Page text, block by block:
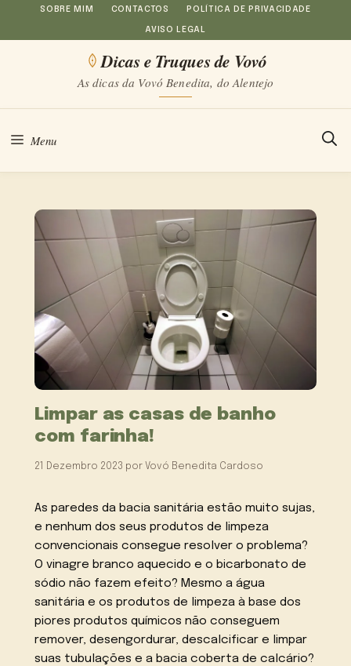
Saltar
para
conteúdo
SOBRE MIM CONTACTOS POLÍTICA DE PRIVACIDADE
AVISO LEGAL
Dicas e Truques de Vovó
As dicas da Vovó Benedita, do Alentejo
Menu
Limpar as casas de banho
com farinha!
21 Dezembro 2023 por Vovó Benedita Cardoso
As paredes da bacia sanitária estão muito sujas,
e nenhum dos seus produtos de limpeza
convencionais consegue resolver o problema?
O vinagre branco aquecido e o bicarbonato de
sódio não fazem efeito? Mesmo a água
sanitária e os produtos de limpeza à base dos
piores produtos químicos não conseguem
remover, desengordurar, descalcificar e limpar
suas tubulações e a bacia coberta de calcário?